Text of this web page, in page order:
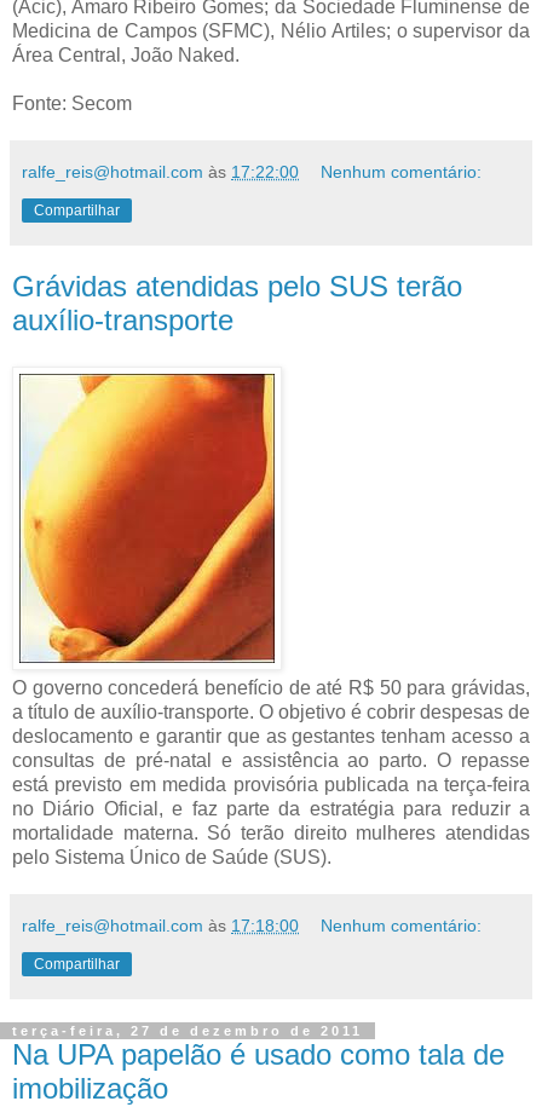
(Acic), Amaro Ribeiro Gomes; da Sociedade Fluminense de
Medicina de Campos (SFMC), Nélio Artiles; o supervisor da
Área Central, João Naked.
Fonte: Secom
ralfe_reis@hotmail.com às 17:22:00 Nenhum comentário:
Compartilhar
Grávidas atendidas pelo SUS terão
auxílio-transporte
O governo concederá benefício de até R$ 50 para grávidas,
a título de auxílio-transporte. O objetivo é cobrir despesas de
deslocamento e garantir que as gestantes tenham acesso a
consultas de pré-natal e assistência ao parto. O repasse
está previsto em medida provisória publicada na terça-feira
no Diário Oficial, e faz parte da estratégia para reduzir a
mortalidade materna. Só terão direito mulheres atendidas
pelo Sistema Único de Saúde (SUS).
ralfe_reis@hotmail.com às 17:18:00 Nenhum comentário:
Compartilhar
terça-feira, 27 de dezembro de 2011
Na UPA papelão é usado como tala de
imobilização